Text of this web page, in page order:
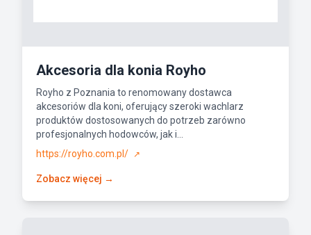
Akcesoria dla konia Royho
Royho z Poznania to renomowany dostawca
akcesoriów dla koni, oferujący szeroki wachlarz
produktów dostosowanych do potrzeb zarówno
profesjonalnych hodowców, jak i...
https://royho.com.pl/
↗
Zobacz więcej →